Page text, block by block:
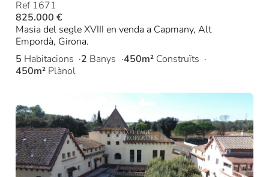
Ref 1671
825.000 €
Masia del segle XVIII en venda a Capmany, Alt
Empordà, Girona.
5 Habitacions 2 Banys 450m² Construïts
450m² Plànol